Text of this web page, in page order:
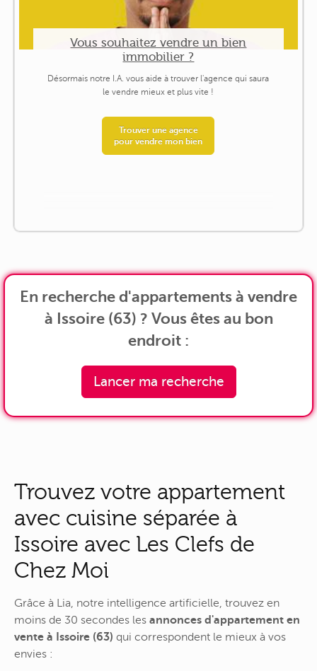
Vous souhaitez vendre un bien
immobilier ?
Désormais notre I.A. vous aide à trouver l'agence qui saura
le vendre mieux et plus vite !
Trouver une agence
pour vendre mon bien
En recherche d'appartements à vendre
à Issoire (63) ? Vous êtes au bon
endroit :
Lancer ma recherche
Trouvez votre appartement
avec cuisine séparée à
Issoire avec Les Clefs de
Chez Moi
Grâce à Lia, notre intelligence artificielle, trouvez en
moins de 30 secondes les annonces d'appartement en
vente à Issoire (63) qui correspondent le mieux à vos
envies :